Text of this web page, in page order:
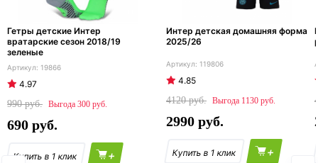
Гетры детские Интер
вратарские сезон 2018/19
зеленые
19866
4.97
990
300
690
+
Интер детская домашняя форма
2025/26
119806
4.85
4120
1130
2990
+